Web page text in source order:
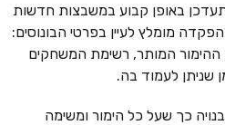
באופן קבוע במשבצות חדשות
הפקדה מומלץ לעיין בפרטי הבונוסים:
ההימור המותר, רשימת המשחקים
שניתן לעמוד בה.
מערכת התגמולים של Casoo בנויה כך שעל כל הימור ומשימה